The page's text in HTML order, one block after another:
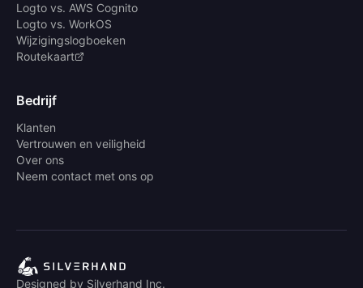
Logto vs. AWS Cognito
Logto vs. WorkOS
Wijzigingslogboeken
Routekaart
Bedrijf
Klanten
Vertrouwen en veiligheid
Over ons
Neem contact met ons op
Designed by Silverhand Inc.